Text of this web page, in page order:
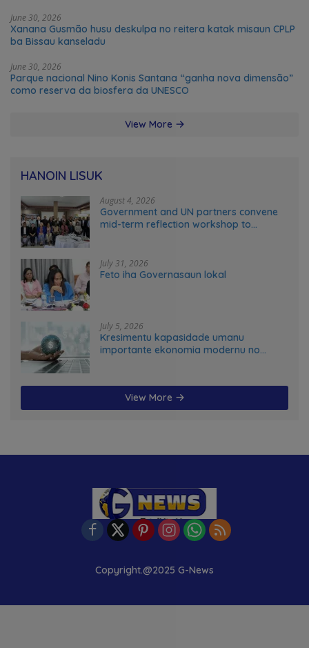
June 30, 2026
Xanana Gusmão husu deskulpa no reitera katak misaun CPLP
ba Bissau kanseladu
June 30, 2026
Parque nacional Nino Konis Santana “ganha nova dimensão”
como reserva da biosfera da UNESCO
View More
HANOIN LISUK
August 4, 2026
Government and UN partners convene
mid-term reflection workshop to
July 31, 2026
Feto iha Governasaun lokal
July 5, 2026
Kresimentu kapasidade umanu
importante ekonomia modernu no
View More
Copyright.@2025 G-News